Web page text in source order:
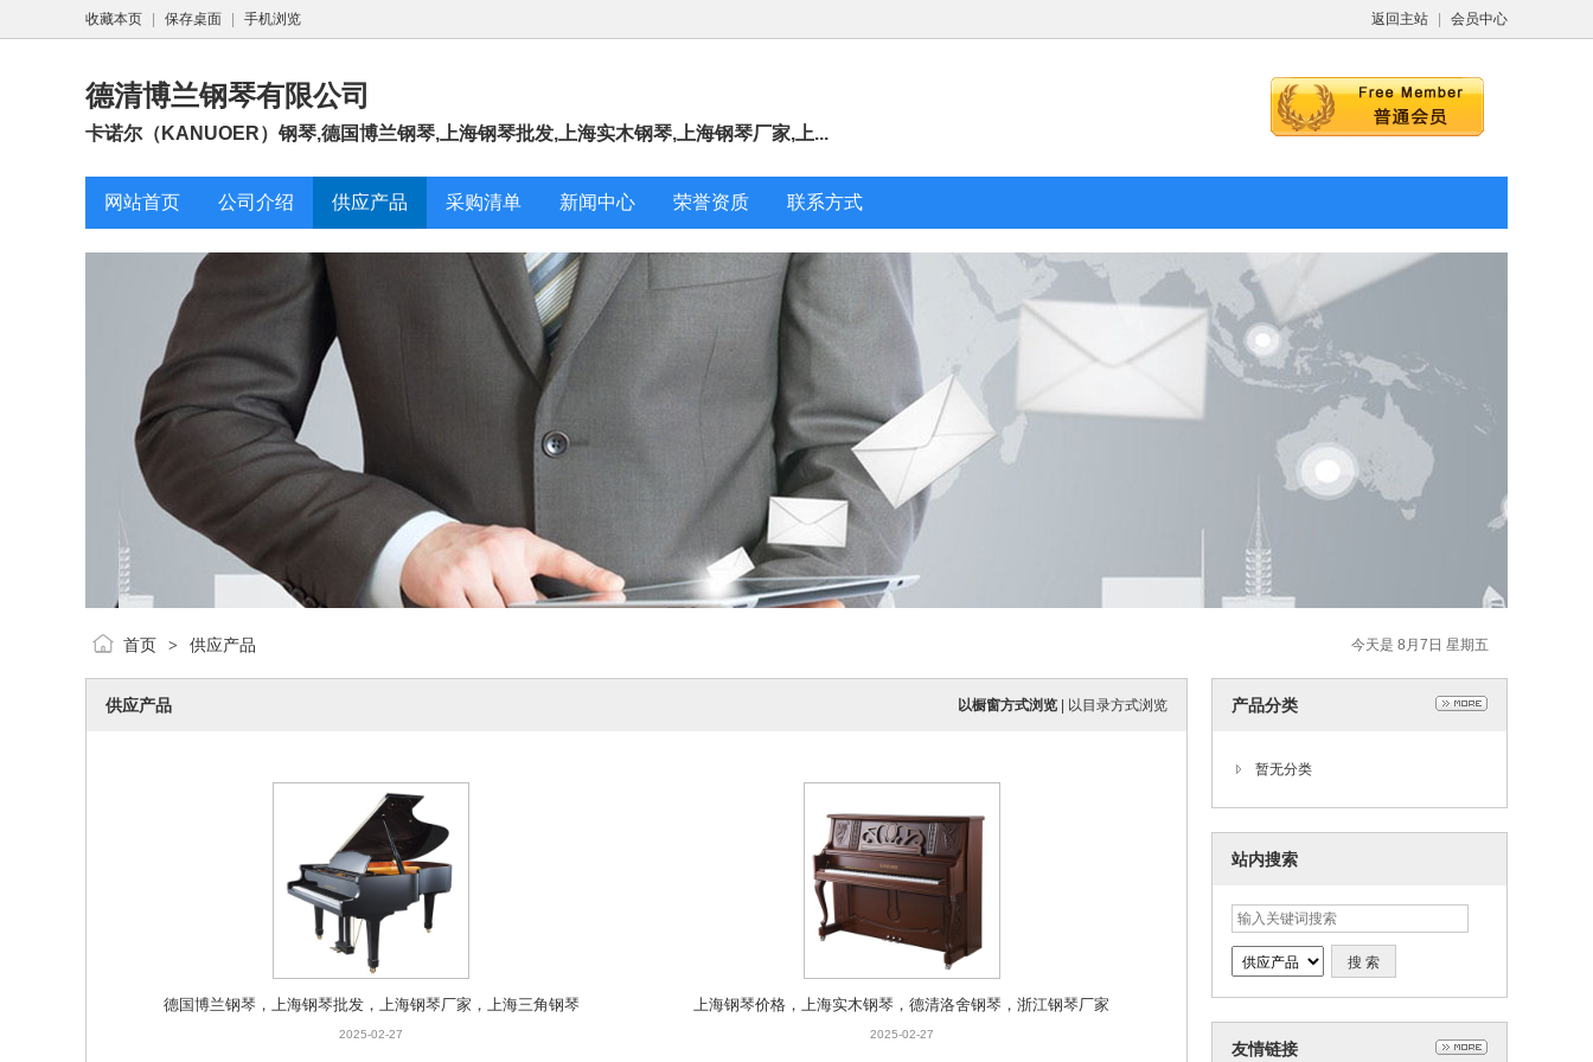
返回主站 会员中心
收藏本页 保存桌面 手机浏览
德清博兰钢琴有限公司
卡诺尔（KANUOER）钢琴,德国博兰钢琴,上海钢琴批发,上海实木钢琴,上海钢琴厂家,上...
网站首页 公司介绍 供应产品 采购清单 新闻中心 荣誉资质 联系方式
今天是 8月7日 星期五
首页 > 供应产品
以橱窗方式浏览 以目录方式浏览
供应产品
德国博兰钢琴，上海钢琴批发，上海钢琴厂家，上海三角钢琴
2025-02-27
上海钢琴价格，上海实木钢琴，德清洛舍钢琴，浙江钢琴厂家
2025-02-27
产品分类
暂无分类
站内搜索
友情链接